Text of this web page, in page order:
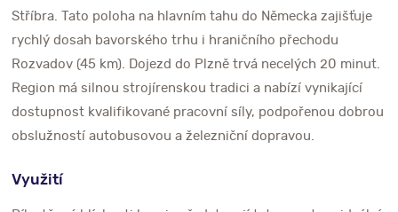
Stříbra. Tato poloha na hlavním tahu do Německa zajišťuje
rychlý dosah bavorského trhu i hraničního přechodu
Rozvadov (45 km). Dojezd do Plzně trvá necelých 20 minut.
Region má silnou strojírenskou tradici a nabízí vynikající
dostupnost kvalifikované pracovní síly, podpořenou dobrou
obslužností autobusovou a železniční dopravou.
Využití